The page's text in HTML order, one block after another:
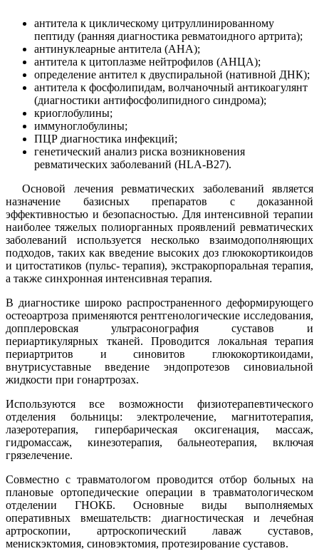
антитела к циклическому цитруллинированному
пептиду (ранняя диагностика ревматоидного артрита);
антинуклеарные антитела (АНА);
антитела к цитоплазме нейтрофилов (АНЦА);
определение антител к двуспиральной (нативной ДНК);
антитела к фосфолипидам, волчаночный антикоагулянт
(диагностики антифосфолипидного синдрома);
криоглобулины;
иммуноглобулины;
ПЦР диагностика инфекций;
генетический анализ риска возникновения
ревматических заболеваний (HLA-B27).
Основой лечения ревматических заболеваний является
назначение базисных препаратов с доказанной
эффективностью и безопасностью. Для интенсивной терапии
наиболее тяжелых полиорганных проявлений ревматических
заболеваний используется несколько взаимодополняющих
подходов, таких как введение высоких доз глюкокортикоидов
и цитостатиков (пульс- терапия), экстракорпоральная терапия,
а также синхронная интенсивная терапия.
В диагностике широко распространенного деформирующего
остеоартроза применяются рентгенологические исследования,
допплеровская ультрасонография суставов и
периартикулярных тканей. Проводится локальная терапия
периартритов и синовитов глюкокортикоидами,
внутрисуставные введение эндопротезов синовиальной
жидкости при гонартрозах.
Используются все возможности физиотерапевтического
отделения больницы: электролечение, магнитотерапия,
лазеротерапия, гипербарическая оксигенация, массаж,
гидромассаж, кинезотерапия, бальнеотерапия, включая
грязелечение.
Совместно с травматологом проводится отбор больных на
плановые ортопедические операции в травматологическом
отделении ГНОКБ. Основные виды выполняемых
оперативных вмешательств: диагностическая и лечебная
артроскопии, артроскопический лаваж суставов,
менискэктомия, синовэктомия, протезирование суставов.